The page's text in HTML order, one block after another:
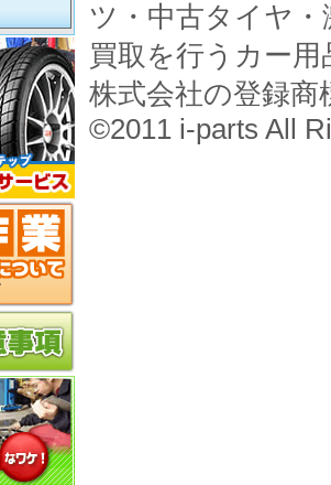
ツ・中古タイヤ
買取を行うカー
株式会社の登録商
©2011 i-parts All